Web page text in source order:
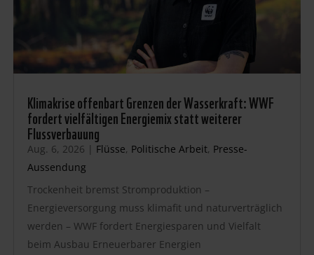
Klimakrise offenbart Grenzen der Wasserkraft: WWF
fordert vielfältigen Energiemix statt weiterer
Flussverbauung
Aug. 6, 2026 | Flüsse, Politische Arbeit, Presse-
Aussendung
Trockenheit bremst Stromproduktion –
Energieversorgung muss klimafit und naturverträglich
werden – WWF fordert Energiesparen und Vielfalt
beim Ausbau Erneuerbarer Energien